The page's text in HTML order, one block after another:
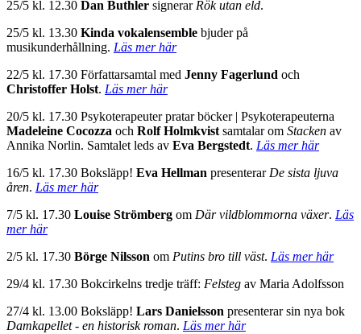
25/5 kl. 12.30 Dan Buthler signerar Rök utan eld.
25/5 kl. 13.30 Kinda vokalensemble bjuder på
musikunderhållning. Läs mer här
22/5 kl. 17.30 Författarsamtal med Jenny Fagerlund och
Christoffer Holst. Läs mer här
20/5 kl. 17.30 Psykoterapeuter pratar böcker | Psykoterapeuterna
Madeleine Cocozza och Rolf Holmkvist samtalar om Stacken av
Annika Norlin. Samtalet leds av Eva Bergstedt. Läs mer här
16/5 kl. 17.30 Boksläpp! Eva Hellman presenterar De sista ljuva
åren. Läs mer här
7/5 kl. 17.30 Louise Strömberg om Där vildblommorna växer. Läs
mer här
2/5 kl. 17.30 Börge Nilsson om Putins bro till väst. Läs mer här
29/4 kl. 17.30 Bokcirkelns tredje träff: Felsteg av Maria Adolfsson
27/4 kl. 13.00 Boksläpp! Lars Danielsson presenterar sin nya bok
Damkapellet - en historisk roman. Läs mer här